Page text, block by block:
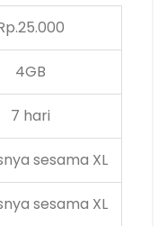
4GB
7 hari
sesama XL
sesama XL